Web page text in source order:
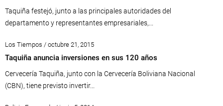
Taquiña festejó, junto a las principales autoridades del
departamento y representantes empresariales,...
Los Tiempos / octubre 21, 2015
Taquiña anuncia inversiones en sus 120 años
Cervecería Taquiña, junto con la Cervecería Boliviana Nacional
(CBN), tiene previsto invertir...